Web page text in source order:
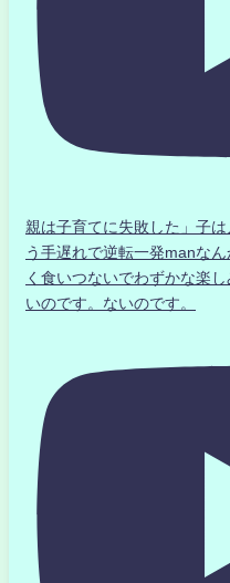
親は子育てに失敗した」子
う手遅れで逆転一発manな
く食いつないでわずかな楽
いのです。ないのです。